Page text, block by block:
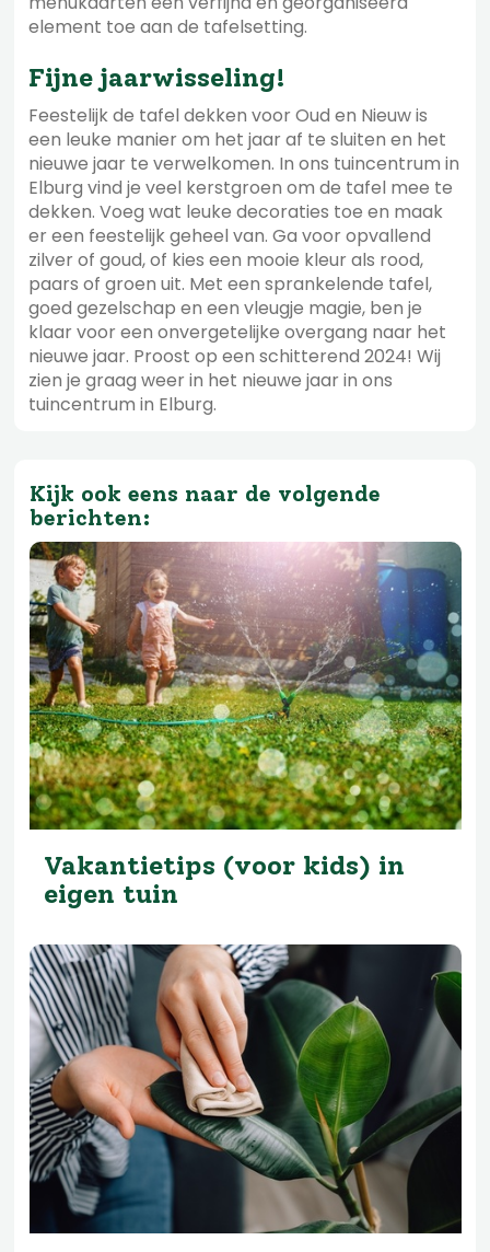
element toe aan de tafelsetting.
Fijne jaarwisseling!
Feestelijk de tafel dekken voor Oud en Nieuw is
een leuke manier om het jaar af te sluiten en het
nieuwe jaar te verwelkomen. In ons tuincentrum in
Elburg vind je veel kerstgroen om de tafel mee te
dekken. Voeg wat leuke decoraties toe en maak
er een feestelijk geheel van. Ga voor opvallend
zilver of goud, of kies een mooie kleur als rood,
paars of groen uit. Met een sprankelende tafel,
goed gezelschap en een vleugje magie, ben je
klaar voor een onvergetelijke overgang naar het
nieuwe jaar. Proost op een schitterend 2024! Wij
zien je graag weer in het nieuwe jaar in ons
tuincentrum in Elburg.
Kijk ook eens naar de volgende
berichten:
Vakantietips (voor kids) in
eigen tuin